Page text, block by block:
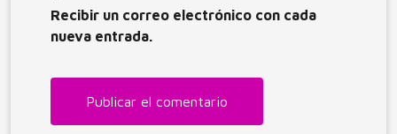
Recibir un correo electrónico con cada
nueva entrada.